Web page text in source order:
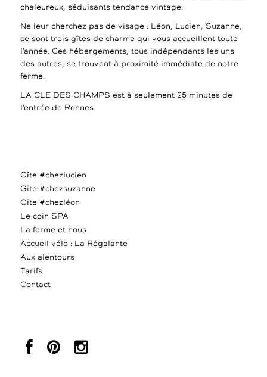
chaleureux, séduisants tendance vintage.
Ne leur cherchez pas de visage : Léon, Lucien, Suzanne,
ce sont trois gîtes de charme qui vous accueillent toute
l’année. Ces hébergements, tous indépendants les uns
des autres, se trouvent à proximité immédiate de notre
ferme.
LA CLE DES CHAMPS est à seulement 25 minutes de
l’entrée de Rennes.
Gîte #chezlucien
Gîte #chezsuzanne
Gîte #chezléon
Le coin SPA
La ferme et nous
Accueil vélo : La Régalante
Aux alentours
Tarifs
Contact